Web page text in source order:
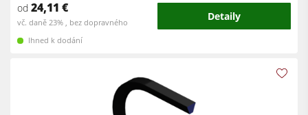
od 24,11 €
vč. daně 23% , bez dopravného Detaily
Ihned k dodání